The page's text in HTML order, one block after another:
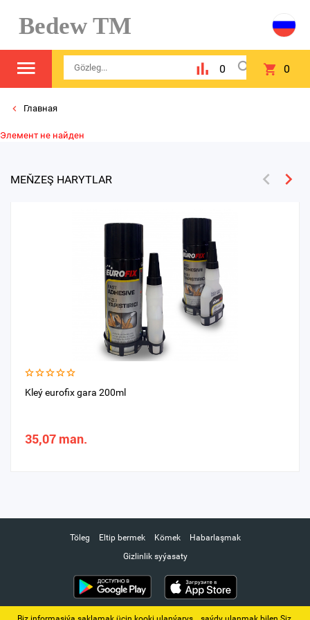
Bedew TM
0 0
Главная
Элемент не найден
MEŇZEŞ HARYTLAR
Kleý eurofix gara 200ml
35,07 man.
Töleg Eltip bermek Kömek
Habarlaşmak
Gizlinlik syýasaty